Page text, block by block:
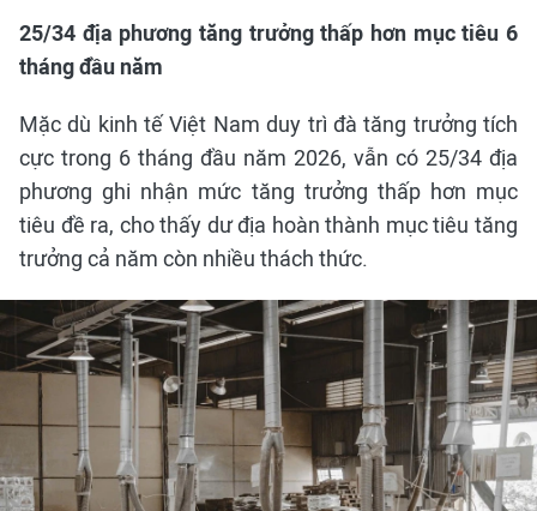
25/34 địa phương tăng trưởng thấp hơn mục tiêu 6
tháng đầu năm
Mặc dù kinh tế Việt Nam duy trì đà tăng trưởng tích
cực trong 6 tháng đầu năm 2026, vẫn có 25/34 địa
phương ghi nhận mức tăng trưởng thấp hơn mục
tiêu đề ra, cho thấy dư địa hoàn thành mục tiêu tăng
trưởng cả năm còn nhiều thách thức.